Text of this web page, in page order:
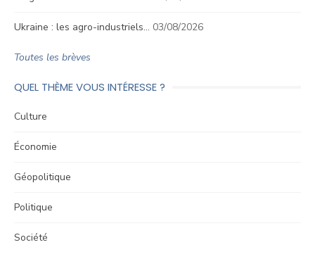
Ukraine : les agro-industriels… 03/08/2026
Toutes les brèves
QUEL THÈME VOUS INTÉRESSE ?
Culture
Économie
Géopolitique
Politique
Société